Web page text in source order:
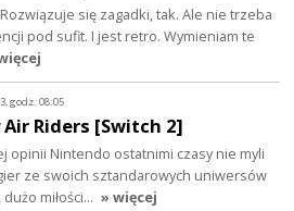
się zagadki, tak. Ale nie trzeba
pod sufit. I jest retro. Wymieniam te
godz. 08:05
Air Riders [Switch 2]
opinii Nintendo ostatnimi czasy nie myli
ze swoich sztandarowych uniwersów
miłości… » więcej